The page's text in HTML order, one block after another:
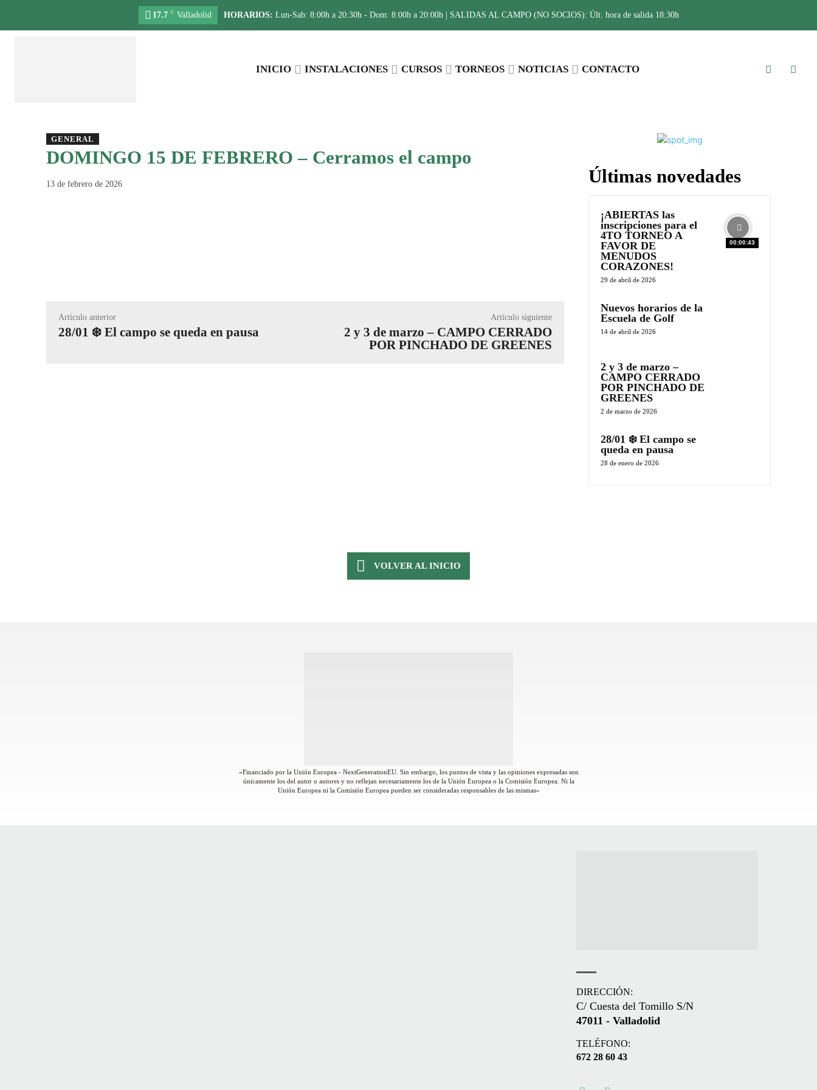
17.7 C Valladolid HORARIOS: Lun-Sab: 8:00h a 20:30h - Dom: 8:00h a 20:00h | SALIDAS AL CAMPO (NO SOCIOS): Últ. hora de salida 18:30h
INICIO INSTALACIONES CURSOS TORNEOS NOTICIAS CONTACTO
GENERAL
DOMINGO 15 DE FEBRERO – Cerramos el campo
13 de febrero de 2026
Artículo anterior
28/01 ❄️ El campo se queda en pausa
Artículo siguiente
2 y 3 de marzo – CAMPO CERRADO
POR PINCHADO DE GREENES
Últimas novedades
00:00:43
¡ABIERTAS las
inscripciones para el
4TO TORNEO A
FAVOR DE
MENUDOS
CORAZONES!
29 de abril de 2026
Nuevos horarios de la
Escuela de Golf
14 de abril de 2026
2 y 3 de marzo –
CAMPO CERRADO
POR PINCHADO DE
GREENES
2 de marzo de 2026
28/01 ❄️ El campo se
queda en pausa
28 de enero de 2026
VOLVER AL INICIO
«Financiado por la Unión Europea - NextGenerationEU. Sin embargo, los puntos de vista y las opiniones expresadas son
únicamente los del autor o autores y no reflejan necesariamente los de la Unión Europea o la Comisión Europea. Ni la
Unión Europea ni la Comisión Europea pueden ser consideradas responsables de las mismas»
DIRECCIÓN:
C/ Cuesta del Tomillo S/N
47011 - Valladolid
TELÉFONO:
672 28 60 43